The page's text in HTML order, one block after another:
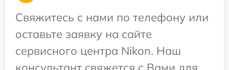
Свяжитесь с нами по телефону или
оставьте заявку на сайте
сервисного центра Nikon. Наш